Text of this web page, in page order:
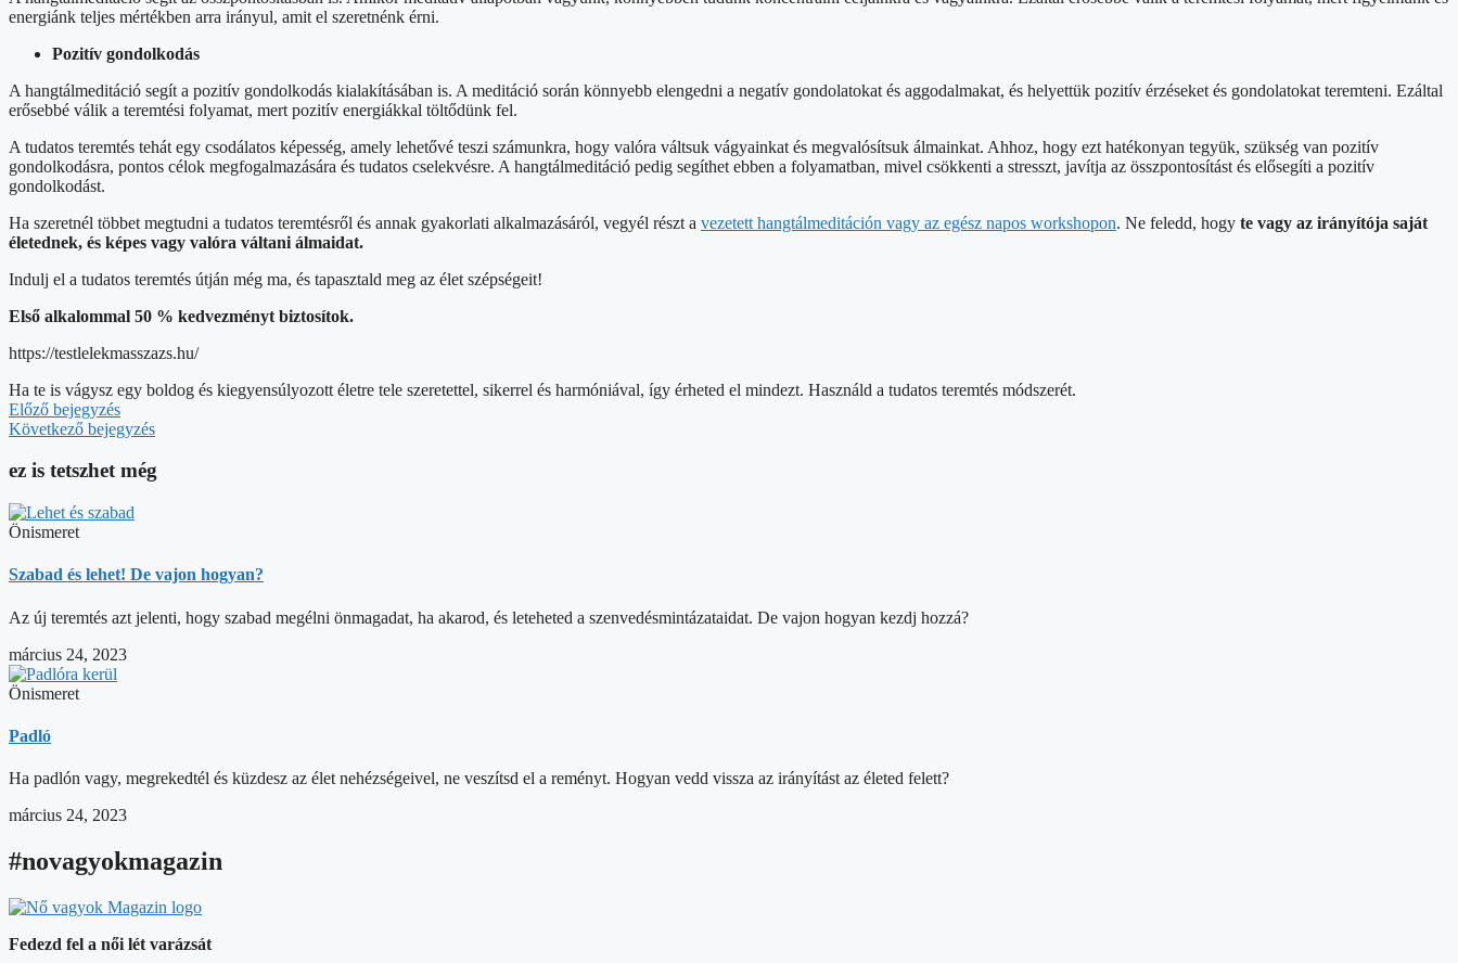
energiánk teljes mértékben arra irányul, amit el szeretnénk érni.
Pozitív gondolkodás
A hangtálmeditáció segít a pozitív gondolkodás kialakításában is. A meditáció során könnyebb elengedni a negatív gondolatokat és aggodalmakat, és helyettük pozitív érzéseket és gondolatokat teremteni. Ezáltal
erősebbé válik a teremtési folyamat, mert pozitív energiákkal töltődünk fel.
A tudatos teremtés tehát egy csodálatos képesség, amely lehetővé teszi számunkra, hogy valóra váltsuk vágyainkat és megvalósítsuk álmainkat. Ahhoz, hogy ezt hatékonyan tegyük, szükség van pozitív
gondolkodásra, pontos célok megfogalmazására és tudatos cselekvésre. A hangtálmeditáció pedig segíthet ebben a folyamatban, mivel csökkenti a stresszt, javítja az összpontosítást és elősegíti a pozitív
gondolkodást.
Ha szeretnél többet megtudni a tudatos teremtésről és annak gyakorlati alkalmazásáról, vegyél részt a vezetett hangtálmeditáción vagy az egész napos workshopon. Ne feledd, hogy te vagy az irányítója saját
életednek, és képes vagy valóra váltani álmaidat.
Indulj el a tudatos teremtés útján még ma, és tapasztald meg az élet szépségeit!
Első alkalommal 50 % kedvezményt biztosítok.
https://testlelekmasszazs.hu/
Ha te is vágysz egy boldog és kiegyensúlyozott életre tele szeretettel, sikerrel és harmóniával, így érheted el mindezt. Használd a tudatos teremtés módszerét.
Előző bejegyzés
Következő bejegyzés
ez is tetszhet még
Önismeret
Szabad és lehet! De vajon hogyan?
Az új teremtés azt jelenti, hogy szabad megélni önmagadat, ha akarod, és leteheted a szenvedésmintázataidat. De vajon hogyan kezdj hozzá?
március 24, 2023
Önismeret
Padló
Ha padlón vagy, megrekedtél és küzdesz az élet nehézségeivel, ne veszítsd el a reményt. Hogyan vedd vissza az irányítást az életed felett?
március 24, 2023
#novagyokmagazin
Fedezd fel a női lét varázsát